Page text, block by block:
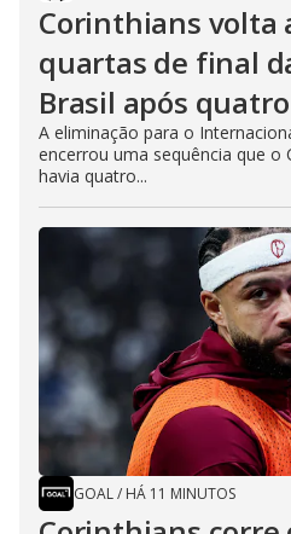
Corinthians volta
quartas de final
Brasil após
A eliminação para o
encerrou uma sequência que o
havia quatro...
GOAL/ HÁ 11 MINUTOS